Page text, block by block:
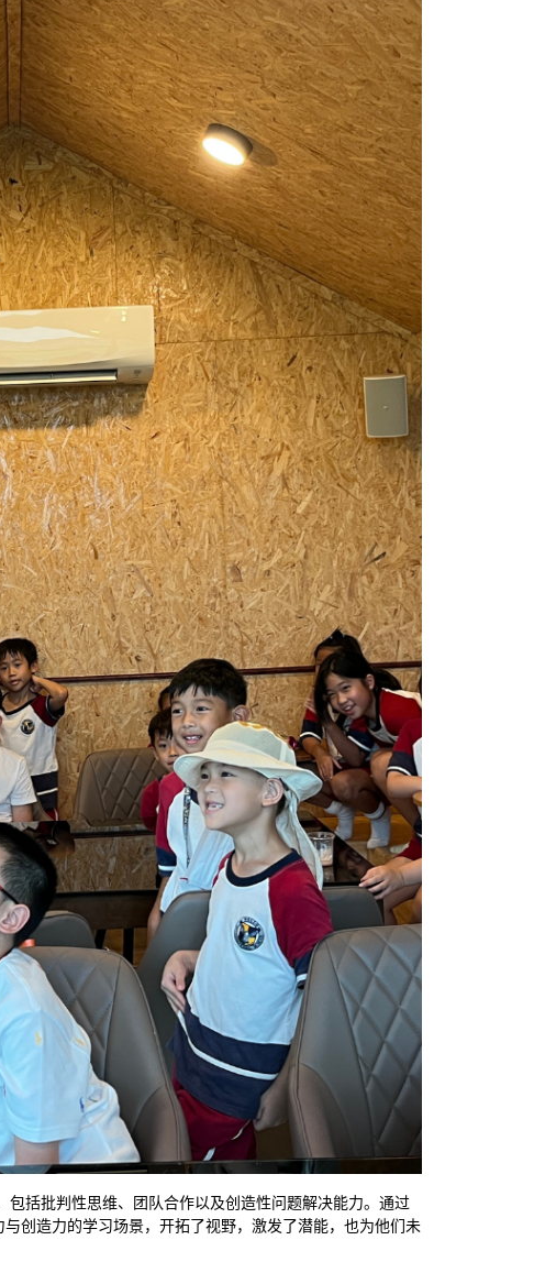
括批判性思维、团队合作以及创造性问题解决能力。通过
创造力的学习场景，开拓了视野，激发了潜能，也为他们未